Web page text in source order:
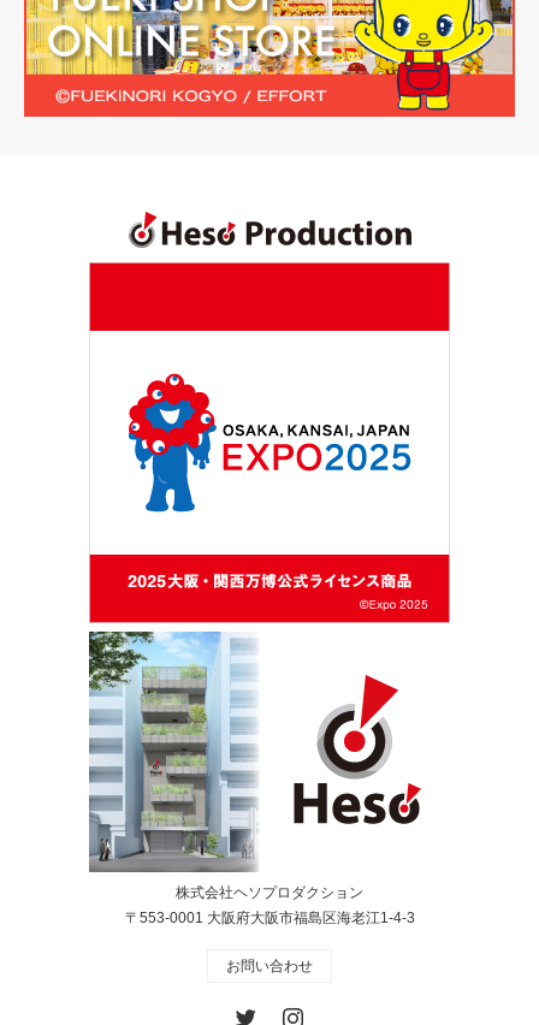
株式会社ヘソプロダクション
〒553-0001 大阪府大阪市福島区海老江1-4-3
お問い合わせ